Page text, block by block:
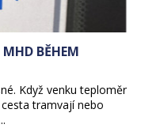
BĚHEM
Když venku teploměr
tramvají nebo